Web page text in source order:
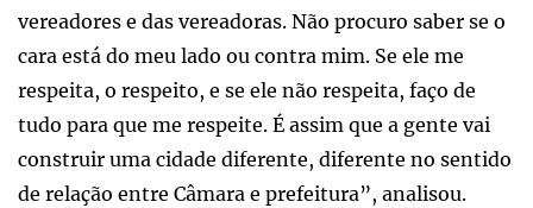
vereadores e das vereadoras. Não procuro saber se o
cara está do meu lado ou contra mim. Se ele me
respeita, o respeito, e se ele não respeita, faço de
tudo para que me respeite. É assim que a gente vai
construir uma cidade diferente, diferente no sentido
de relação entre Câmara e prefeitura”, analisou.